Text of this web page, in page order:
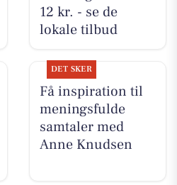
12 kr. - se de
lokale tilbud
DET SKER
Få inspiration til
meningsfulde
samtaler med
Anne Knudsen